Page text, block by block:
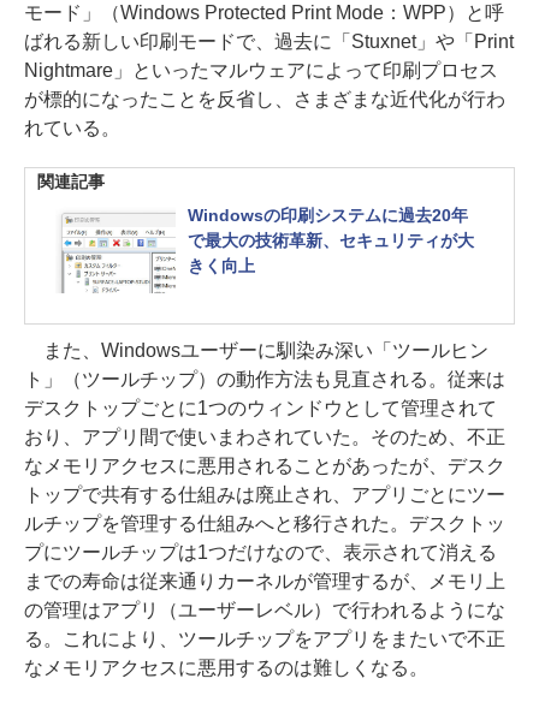
モード」（Windows Protected Print Mode：WPP）と呼
ばれる新しい印刷モードで、過去に「Stuxnet」や「Print
Nightmare」といったマルウェアによって印刷プロセス
が標的になったことを反省し、さまざまな近代化が行わ
れている。
関連記事
Windowsの印刷システムに過去20年
で最大の技術革新、セキュリティが大
きく向上
また、Windowsユーザーに馴染み深い「ツールヒン
ト」（ツールチップ）の動作方法も見直される。従来は
デスクトップごとに1つのウィンドウとして管理されて
おり、アプリ間で使いまわされていた。そのため、不正
なメモリアクセスに悪用されることがあったが、デスク
トップで共有する仕組みは廃止され、アプリごとにツー
ルチップを管理する仕組みへと移行された。デスクトッ
プにツールチップは1つだけなので、表示されて消える
までの寿命は従来通りカーネルが管理するが、メモリ上
の管理はアプリ（ユーザーレベル）で行われるようにな
る。これにより、ツールチップをアプリをまたいで不正
なメモリアクセスに悪用するのは難しくなる。